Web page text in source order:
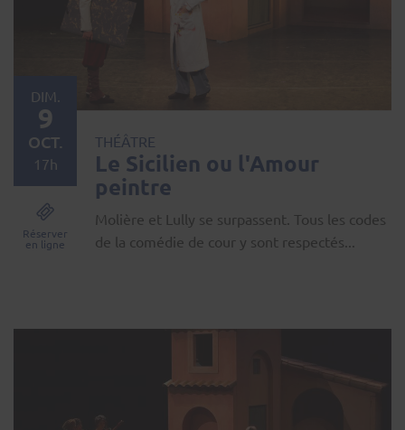
THÉÂTRE
Le Sicilien ou l'Amour
peintre
Molière et Lully se surpassent. Tous les codes
de la comédie de cour y sont respectés...
DIM.
9
OCT.
17h
Réserver
en ligne